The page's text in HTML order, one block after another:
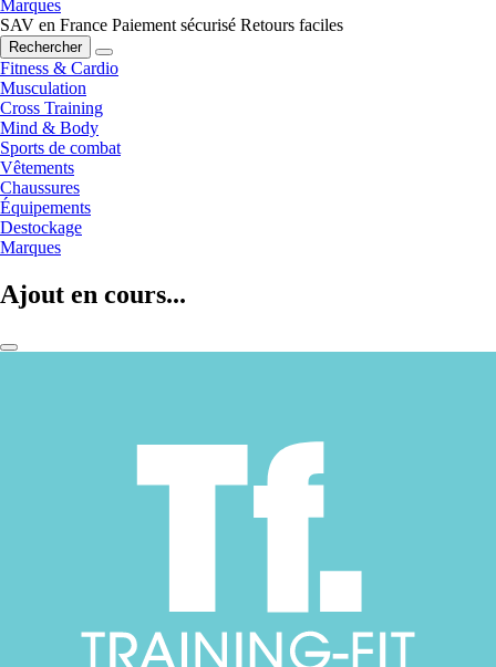
Marques
SAV en France Paiement sécurisé Retours faciles
Rechercher
Fitness & Cardio
Musculation
Cross Training
Mind & Body
Sports de combat
Vêtements
Chaussures
Équipements
Destockage
Marques
Ajout en cours...